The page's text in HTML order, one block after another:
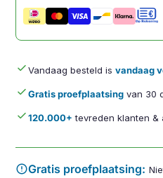
doneVandaag besteld isvandaag
doneGratis proefplaatsing van 30
done120.000+ tevreden klanten &
errorGratis proefplaatsing: